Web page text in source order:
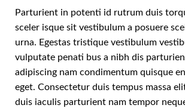
Parturient in potenti id rutrum duis
sceler isque sit vestibulum a posuere
urna. Egestas tristique vestibulum
vulputate penati bus a nibh dis
adipiscing nam condimentum quisque
eget. Consectetur duis tempus massa
duis iaculis parturient nam tempor